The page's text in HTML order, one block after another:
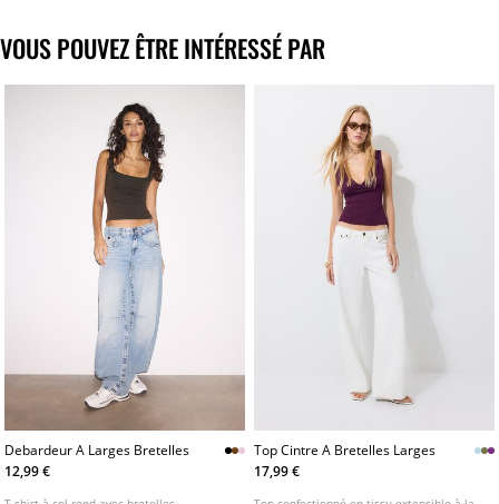
VOUS POUVEZ ÊTRE INTÉRESSÉ PAR
Debardeur A Larges Bretelles
12,99 €
Top Cintre A Bretelles Larges
17,99 €